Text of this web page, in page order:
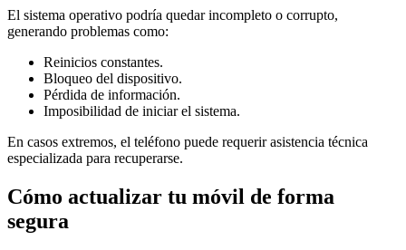
El sistema operativo podría quedar incompleto o corrupto,
generando problemas como:
Reinicios constantes.
Bloqueo del dispositivo.
Pérdida de información.
Imposibilidad de iniciar el sistema.
En casos extremos, el teléfono puede requerir asistencia técnica
especializada para recuperarse.
Cómo actualizar tu móvil de forma
segura